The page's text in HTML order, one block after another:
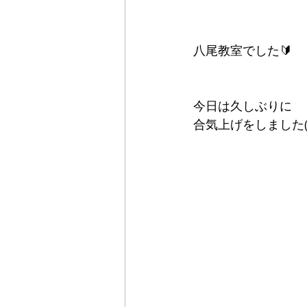
八尾教室でした🔰
今日は久しぶりに
合気上げをしました